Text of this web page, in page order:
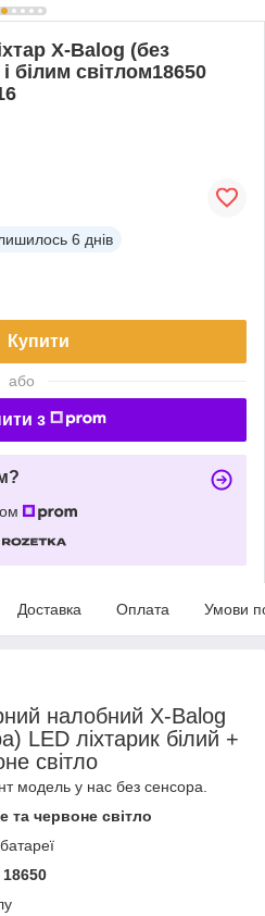
X-Balog (без
білим світлом18650
6 днів
Купити
або
з
Доставка Оплата Умови
налобний X-Balog
LED ліхтарик білий +
світло
модель у нас без сенсора.
та червоне світло